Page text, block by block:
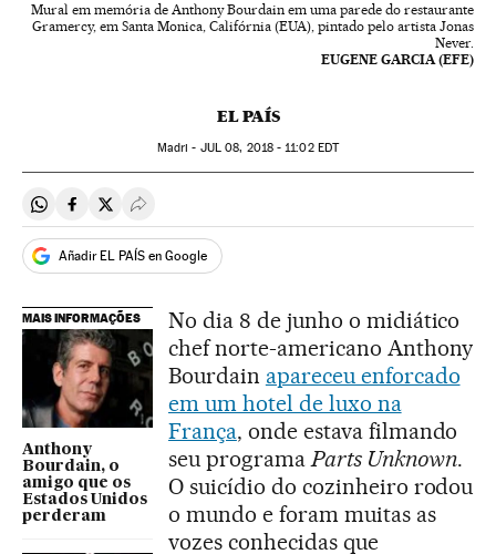
Mural em memória de Anthony Bourdain em uma parede do restaurante
Gramercy, em Santa Monica, Califórnia (EUA), pintado pelo artista Jonas
Never.
EUGENE GARCIA (EFE)
EL PAÍS
Madri - JUL 08, 2018 - 11:02EDT
Compartir en Whatsapp
Compartir en Facebook
Compartir en Twitter
Desplegar Redes Sociales
Añadir EL PAÍS en Google
MAIS INFORMAÇÕES
Anthony
Bourdain, o
amigo que os
Estados Unidos
perderam
No dia 8 de junho o midiático
chef norte-americano Anthony
Bourdain apareceu enforcado
em um hotel de luxo na
França, onde estava filmando
seu programaParts Unknown.
O suicídio do cozinheiro rodou
o mundo e foram muitas as
vozes conhecidas que